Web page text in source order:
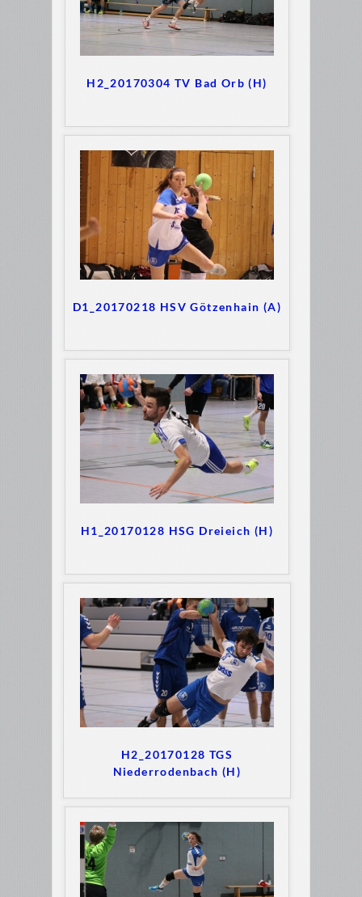
H2_20170304 TV Bad Orb (H)
D1_20170218 HSV Götzenhain (A)
H1_20170128 HSG Dreieich (H)
H2_20170128 TGS
Niederrodenbach (H)